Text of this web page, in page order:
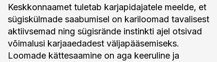
Keskkonnaamet tuletab karjapidajatele meelde, et
sügiskülmade saabumisel on kariloomad tavalisest
aktiivsemad ning sügisrände instinkti ajel otsivad
võimalusi karjaaedadest väljapääsemiseks.
Loomade kättesaamine on aga keeruline ja